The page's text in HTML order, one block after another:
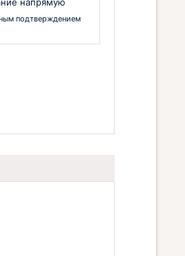
подтверждением